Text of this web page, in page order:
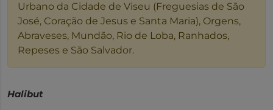
Urbano da Cidade de Viseu (Freguesias de São
José, Coração de Jesus e Santa Maria), Orgens,
Abraveses, Mundão, Rio de Loba, Ranhados,
Repeses e São Salvador.
Halibut